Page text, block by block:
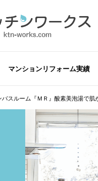
マンションリフォーム実績
スルーム『ＭＲ』酸素美泡湯で